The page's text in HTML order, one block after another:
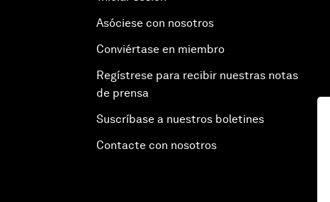
Asóciese con nosotros
Conviértase en miembro
Regístrese para recibir nuestras notas
de prensa
Suscríbase a nuestros boletines
Contacte con nosotros